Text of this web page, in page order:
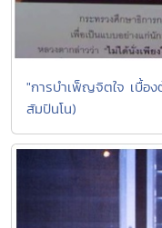
"การบำเพ็ญจิตใจ เบื้อ
สัมปันโน)